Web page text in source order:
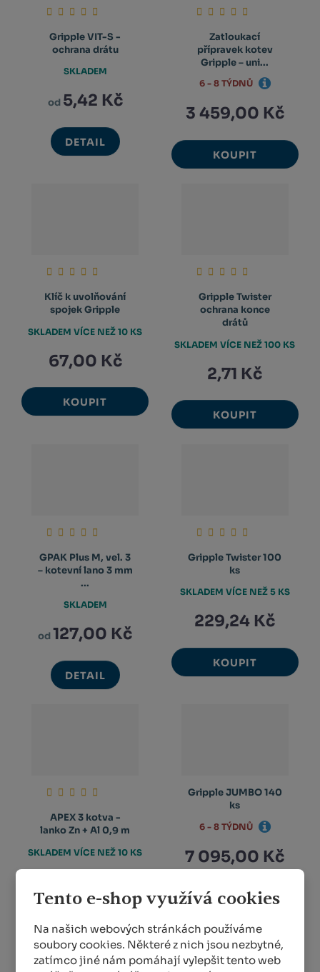
Tento e-shop využívá cookies
Na našich webových stránkách používáme
soubory cookies. Některé z nich jsou nezbytné,
zatímco jiné nám pomáhají vylepšit tento web
Gripple VIT-S -
ochrana drátu
od 5,42 Kč
DETAIL
SKLADEM
Zatloukací
přípravek kotev
Gripple – uni...
3 459,00 Kč
KOUPIT
6 - 8 TÝDNŮ
Klíč k uvolňování
spojek Gripple
67,00 Kč
KOUPIT
SKLADEM VÍCE NEŽ 10 KS
Gripple Twister
ochrana konce
drátů
2,71 Kč
KOUPIT
SKLADEM VÍCE NEŽ 100 KS
GPAK Plus M, vel. 3
– kotevní lano 3 mm
...
od127,00 Kč
DETAIL
SKLADEM
Gripple Twister 100
ks
229,24 Kč
KOUPIT
SKLADEM VÍCE NEŽ 5 KS
APEX 3 kotva -
lanko Zn + Al 0,9 m
KOUPIT
SKLADEM VÍCE NEŽ 10 KS
Gripple JUMBO 140
ks
7 095,00 Kč
KOUPIT
6 - 8 TÝDNŮ